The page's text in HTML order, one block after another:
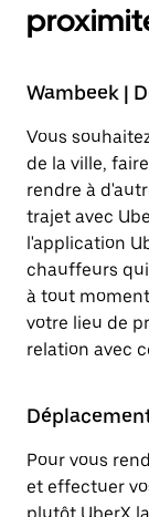
Wambeek |
Vous
de la ville,
rendre à
trajet avec
l'application
chauffeurs
à tout
votre lieu de
relation avec
Pour vous
et effectuer